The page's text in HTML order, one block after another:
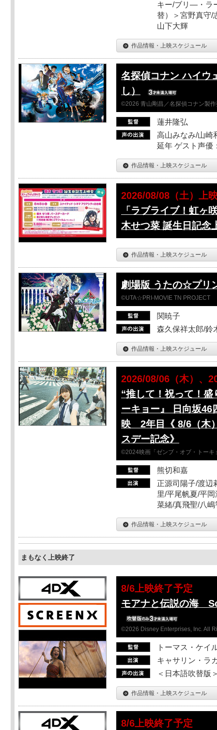
キー/ブリ―・ラ
替）＞宮野真守/
山下大輝
作品情報・上映スケジュール
名探偵コナン ハイウ
し）
©2026 青山剛昌／名探偵コナン製
蓮井隆弘
高山みなみ/山崎
延年 ゲスト声優
作品情報・上映スケジュール
2026/08/08（土）上
「ラブライブ！虹ヶ
木せつ菜 誕生日記念
作品情報・上映スケジュール
劇場版 うたの☆プリ
©UTA☆PRI-MOVIE TN PROJECT
関暁子
森久保祥太郎/鈴
作品情報・上映スケジュール
2026/08/06（木）、
“推して！祝って！
ーキョー』 日向坂46
映 2年目《 8/6（木
スデー記念》
©2024映画「ゼンブ・オブ・トーキ
熊切和嘉
正源司陽子/渡辺
里/平尾帆夏/平
菜緒/真飛聖/八嶋
作品情報・上映スケジュール
まもなく上映終了
8/6上映終了予定
モアナと伝説の海
©2026 Disney Enterprises, Inc. All
トーマス・ケイ
キャサリン・ラ
＜日本語吹替版
作品情報・上映スケジュール
8/6上映終了予定